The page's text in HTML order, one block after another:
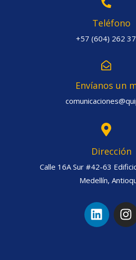
Teléfono
+57 (604) 262
Envíanos un
Dirección
Calle 16A Sur #42-63
Medellín,